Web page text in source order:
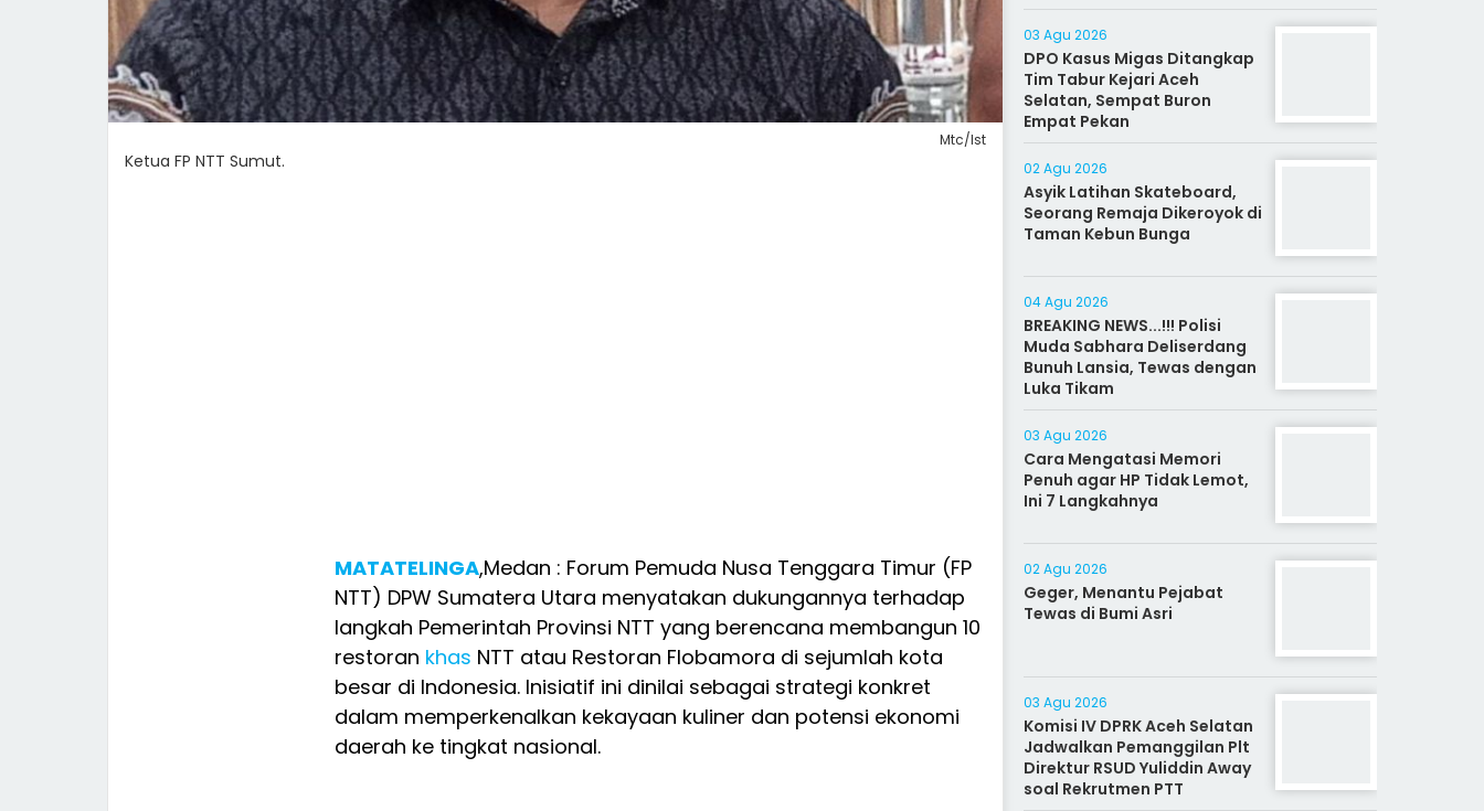
Mtc/Ist
Ketua FP NTT Sumut.
MATATELINGA,Medan : Forum Pemuda Nusa Tenggara Timur (FP
NTT) DPW Sumatera Utara menyatakan dukungannya terhadap
langkah Pemerintah Provinsi NTT yang berencana membangun 10
restoran khas NTT atau Restoran Flobamora di sejumlah kota
besar di Indonesia. Inisiatif ini dinilai sebagai strategi konkret
dalam memperkenalkan kekayaan kuliner dan potensi ekonomi
daerah ke tingkat nasional.
03 Agu 2026
DPO Kasus Migas Ditangkap
Tim Tabur Kejari Aceh
Selatan, Sempat Buron
Empat Pekan
02 Agu 2026
Asyik Latihan Skateboard,
Seorang Remaja Dikeroyok di
Taman Kebun Bunga
04 Agu 2026
BREAKING NEWS...!!! Polisi
Muda Sabhara Deliserdang
Bunuh Lansia, Tewas dengan
Luka Tikam
03 Agu 2026
Cara Mengatasi Memori
Penuh agar HP Tidak Lemot,
Ini 7 Langkahnya
02 Agu 2026
Geger, Menantu Pejabat
Tewas di Bumi Asri
03 Agu 2026
Komisi IV DPRK Aceh Selatan
Jadwalkan Pemanggilan Plt
Direktur RSUD Yuliddin Away
soal Rekrutmen PTT